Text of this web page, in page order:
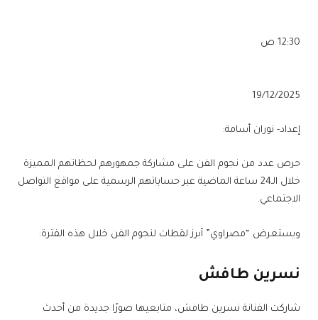
12:30 ص
19/12/2025
إعداد- نوران أسامة:
حرص عدد من نجوم الفن على مشاركة جمهورهم لحظاتهم المميزة
خلال الـ24 ساعة الماضية عبر حساباتهم الرسمية على مواقع التواصل
الاجتماعي.
ويستعرض “مصراوي” أبرز لقطات لنجوم الفن خلال هذه الفترة:
نسرين طافش
شاركت الفنانة نسرين طافش، متابعيها صورًا جديدة من أحدث